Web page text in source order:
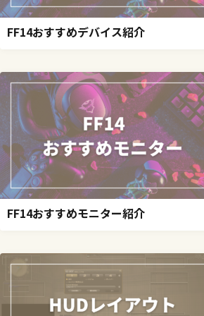
FF14おすすめデバイス紹介
FF14おすすめモニター紹介